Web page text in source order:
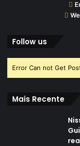
Follow us
Error Can not Get
Mais Recente